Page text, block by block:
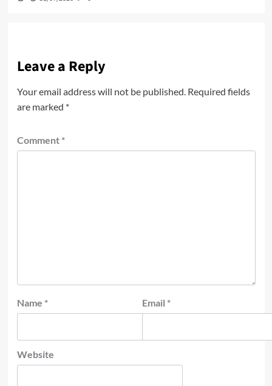
Leave a Reply
Your email address will not be published. Required fields
are marked *
Comment *
Name * Email *
Website